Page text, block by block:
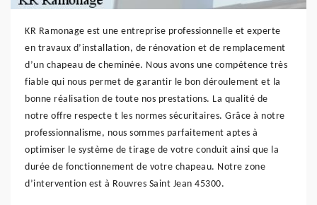
KR Ramonage est une entreprise professionnelle et experte
en travaux d’installation, de rénovation et de remplacement
d’un chapeau de cheminée. Nous avons une compétence très
fiable qui nous permet de garantir le bon déroulement et la
bonne réalisation de toute nos prestations. La qualité de
notre offre respecte t les normes sécuritaires. Grâce à notre
professionnalisme, nous sommes parfaitement aptes à
optimiser le système de tirage de votre conduit ainsi que la
durée de fonctionnement de votre chapeau. Notre zone
d’intervention est à Rouvres Saint Jean 45300.